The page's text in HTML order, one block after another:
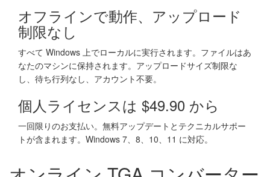
オフラインで動作、アップロード
制限なし
すべて Windows 上でローカルに実行されます。ファイルはあ
なたのマシンに保持されます。アップロードサイズ制限な
し、待ち行列なし、アカウント不要。
個人ライセンスは $49.90 から
一回限りのお支払い。無料アップデートとテクニカルサポー
トが含まれます。Windows 7、8、10、11 に対応。